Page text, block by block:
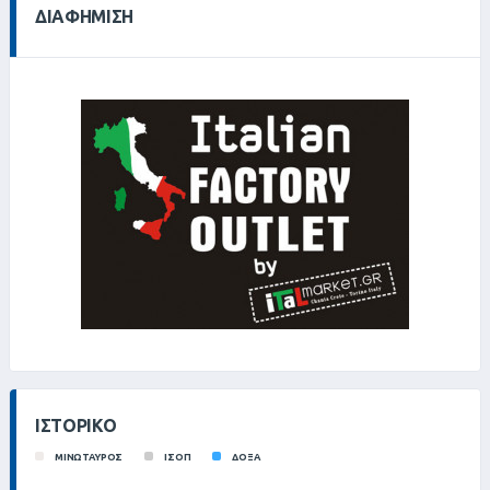
ΔΙΑΦΉΜΙΣΗ
ΙΣΤΟΡΙΚΌ
ΜΙΝΩΤΑΥΡΟΣ ΙΣΟΠ ΔΟΞΑ